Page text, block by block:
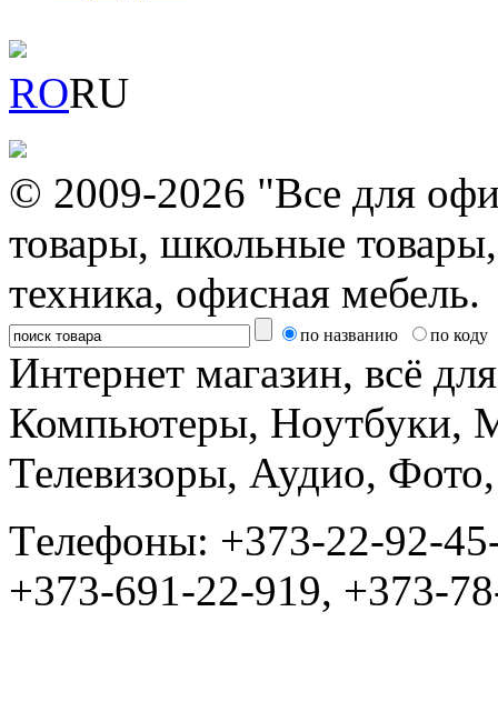
RORU
© 2009-2026 "Все для
товары, школьные
техника, офисная мебель.
по названию по коду
Интернет магазин, всё
Компьютеры, Ноутбуки,
Телевизоры, Аудио,
Tелефоны: +373-22-92-
+373-691-22-919, +373-